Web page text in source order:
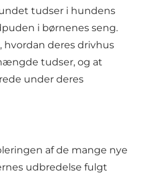
tudser i hundens
i børnenes seng.
deres drivhus
tudser, og at
under deres
af de mange nye
udbredelse fulgt